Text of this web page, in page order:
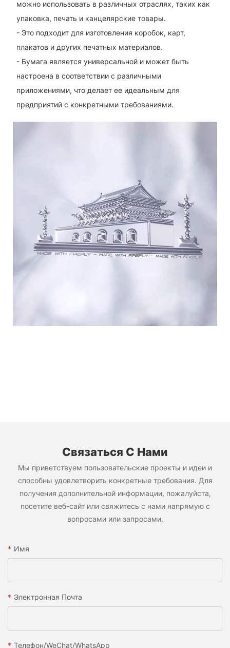
можно использовать в различных отраслях, таких как
упаковка, печать и канцелярские товары.
- Это подходит для изготовления коробок, карт,
плакатов и других печатных материалов.
- Бумага является универсальной и может быть
настроена в соответствии с различными
приложениями, что делает ее идеальным для
предприятий с конкретными требованиями.
Связаться С Нами
Мы приветствуем пользовательские проекты и идеи и
способны удовлетворить конкретные требования. Для
получения дополнительной информации, пожалуйста,
посетите веб-сайт или свяжитесь с нами напрямую с
вопросами или запросами.
Имя
Электронная Почта
Телефон/WeChat/WhatsApp